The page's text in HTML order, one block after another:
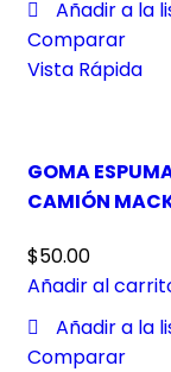
Añadir a la
Comparar
Vista Rápida
GOMA
CAMIÓN
$50.00
Añadir al
Añadir a la
Comparar